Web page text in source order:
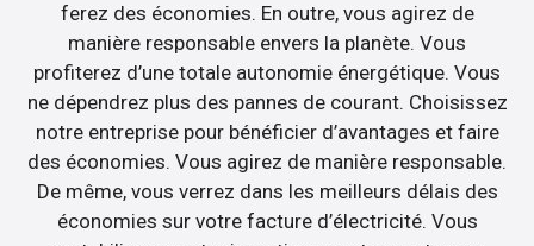
ferez des économies. En outre, vous agirez de
manière responsable envers la planète. Vous
profiterez d’une totale autonomie énergétique. Vous
ne dépendrez plus des pannes de courant. Choisissez
notre entreprise pour bénéficier d’avantages et faire
des économies. Vous agirez de manière responsable.
De même, vous verrez dans les meilleurs délais des
économies sur votre facture d’électricité. Vous